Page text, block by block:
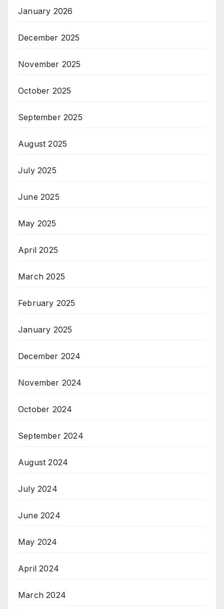
January 2026
December 2025
November 2025
October 2025
September 2025
August 2025
July 2025
June 2025
May 2025
April 2025
March 2025
February 2025
January 2025
December 2024
November 2024
October 2024
September 2024
August 2024
July 2024
June 2024
May 2024
April 2024
March 2024